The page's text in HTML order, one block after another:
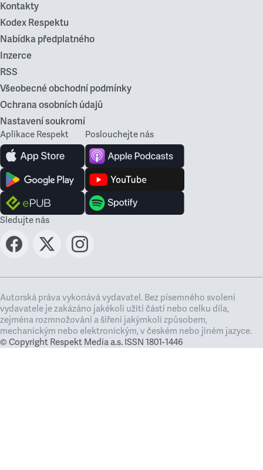
Kontakty
Kodex Respektu
Nabídka předplatného
Inzerce
RSS
Všeobecné obchodní podmínky
Ochrana osobních údajů
Nastavení soukromí
Aplikace Respekt Poslouchejte nás
Sledujte nás
Autorská práva vykonává vydavatel. Bez písemného svolení
vydavatele je zakázáno jakékoli užití částí nebo celku díla,
zejména rozmnožování a šíření jakýmkoli způsobem,
mechanickým nebo elektronickým, v českém nebo jiném jazyce.
© Copyright Respekt Media a.s. ISSN 1801-1446